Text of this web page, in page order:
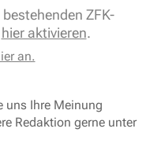
ZFK-
hier aktivieren.
an.
uns Ihre Meinung
Redaktion gerne unter